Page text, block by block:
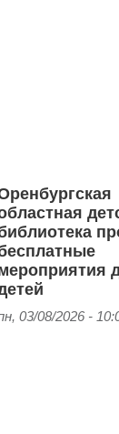
03/08/2026 -